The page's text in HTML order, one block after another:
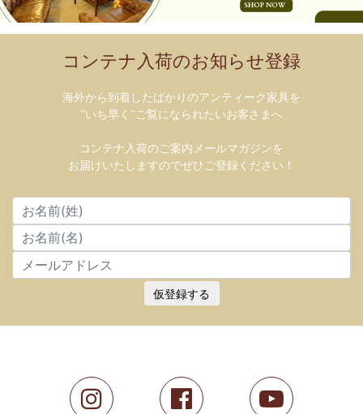
コンテナ入荷のお知らせ登録
海外から到着したばかりのアンティーク家具を
”いち早く”ご覧になられたいお客さまへ
コンテナ入荷のご案内メールマガジンを
お届けいたしますのでぜひご登録ください！
仮登録する